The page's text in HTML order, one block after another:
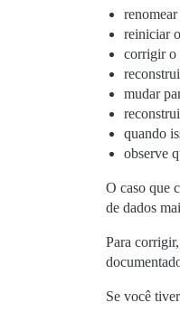
reiniciar
corrigir o
mudar
quando
observe
O caso que
de dados
Para
Se você